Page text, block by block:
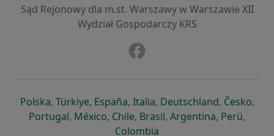
Sąd Rejonowy dla m.st. Warszawy w Warszawie XII
Wydział Gospodarczy KRS
Polskaotwiera się w nowej karcie
, Türkiyeotwiera się w nowej karcie
, Españaotwiera się w nowej karcie
, Italiaotwiera się w nowej
, Deutschlandotwiera się
, Česko,
Portugalotwiera się w nowej karcie
, Méxicootwiera się w nowej karcie
, Chileotwiera się w nowej karcie
, Brasilotwiera się w nowej
, Argentinaotwiera się
, Perú,
Colombia